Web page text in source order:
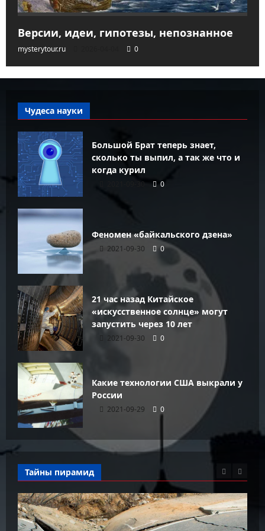
Версии, идеи, гипотезы, непознанное
mysterytour.ru 0
Чудеса науки
Большой Брат теперь знает,
сколько ты выпил, а так же что и
когда курил
2021-09-30 0
Феномен «байкальского дзена»
2021-09-30 0
21 час назад Китайское
«искусственное солнце» могут
запустить через 10 лет
2021-09-30 0
Какие технологии США выкрали у
России
2021-09-29 0
Тайны пирамид